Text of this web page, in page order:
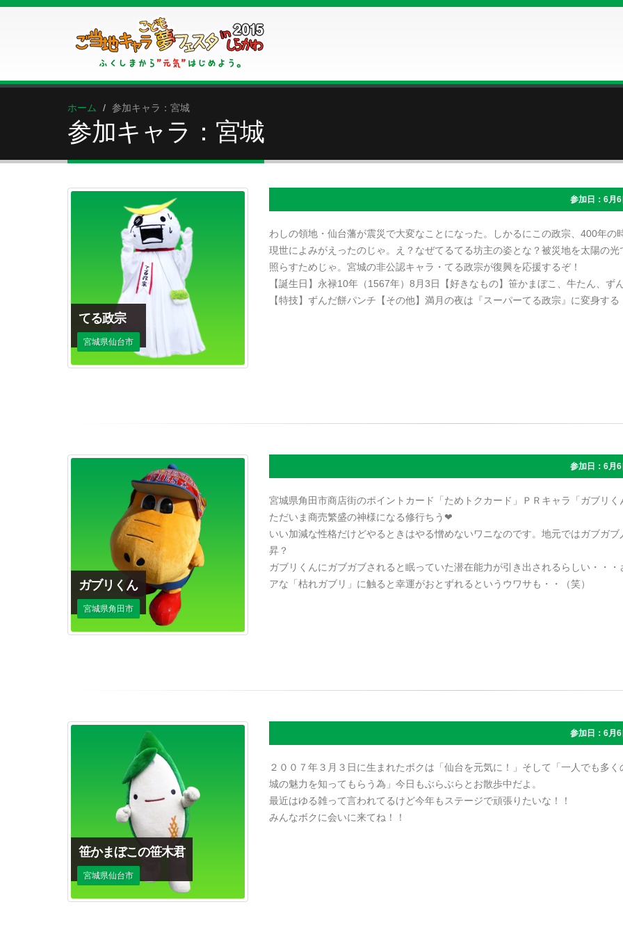
ホーム 参加キャラ：宮城
参加キャラ：宮城
てる政宗
宮城県仙台市
参加日：6月6
わしの領地・仙台藩が震災で大変なことになった。しかるにこの政宗、400年の
現世によみがえったのじゃ。え？なぜてるてる坊主の姿とな？被災地を太陽の光
照らすためじゃ。宮城の非公認キャラ・てる政宗が復興を応援するぞ！
【誕生日】永禄10年（1567年）8月3日【好きなもの】笹かまぼこ、牛たん、ず
【特技】ずんだ餅パンチ【その他】満月の夜は『スーパーてる政宗』に変身する
ガブリくん
宮城県角田市
参加日：6月6
宮城県角田市商店街のポイントカード「ためトクカード」ＰＲキャラ「ガブリく
ただいま商売繁盛の神様になる修行ちう❤
いい加減な性格だけどやるときはやる憎めないワニなのです。地元ではガブガブ
昇？
ガブリくんにガブガブされると眠っていた潜在能力が引き出されるらしい・・・
アな「枯れガブリ」に触ると幸運がおとずれるというウワサも・・（笑）
笹かまぼこの笹木君
宮城県仙台市
参加日：6月6
２００７年３月３日に生まれたボクは「仙台を元気に！」そして「一人でも多く
城の魅力を知ってもらう為」今日もぶらぶらとお散歩中だよ。
最近はゆる雑って言われてるけど今年もステージで頑張りたいな！！
みんなボクに会いに来てね！！